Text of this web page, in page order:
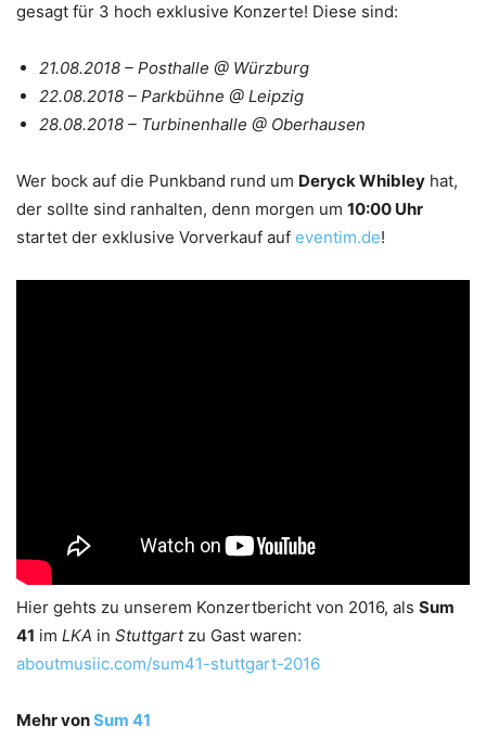
gesagt für 3 hoch exklusive Konzerte! Diese sind:
21.08.2018 – Posthalle @ Würzburg
22.08.2018 – Parkbühne @ Leipzig
28.08.2018 – Turbinenhalle @ Oberhausen
Wer bock auf die Punkband rund um Deryck Whibley hat,
der sollte sind ranhalten, denn morgen um 10:00 Uhr
startet der exklusive Vorverkauf auf eventim.de!
Hier gehts zu unserem Konzertbericht von 2016, als Sum
41 im LKA in Stuttgartzu Gast waren:
aboutmusiic.com/sum41-stuttgart-2016
Mehr vonSum 41